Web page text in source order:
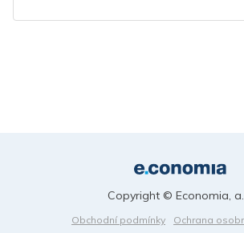
Obchodní podmínky
Ochrana
Copyright © Economia,